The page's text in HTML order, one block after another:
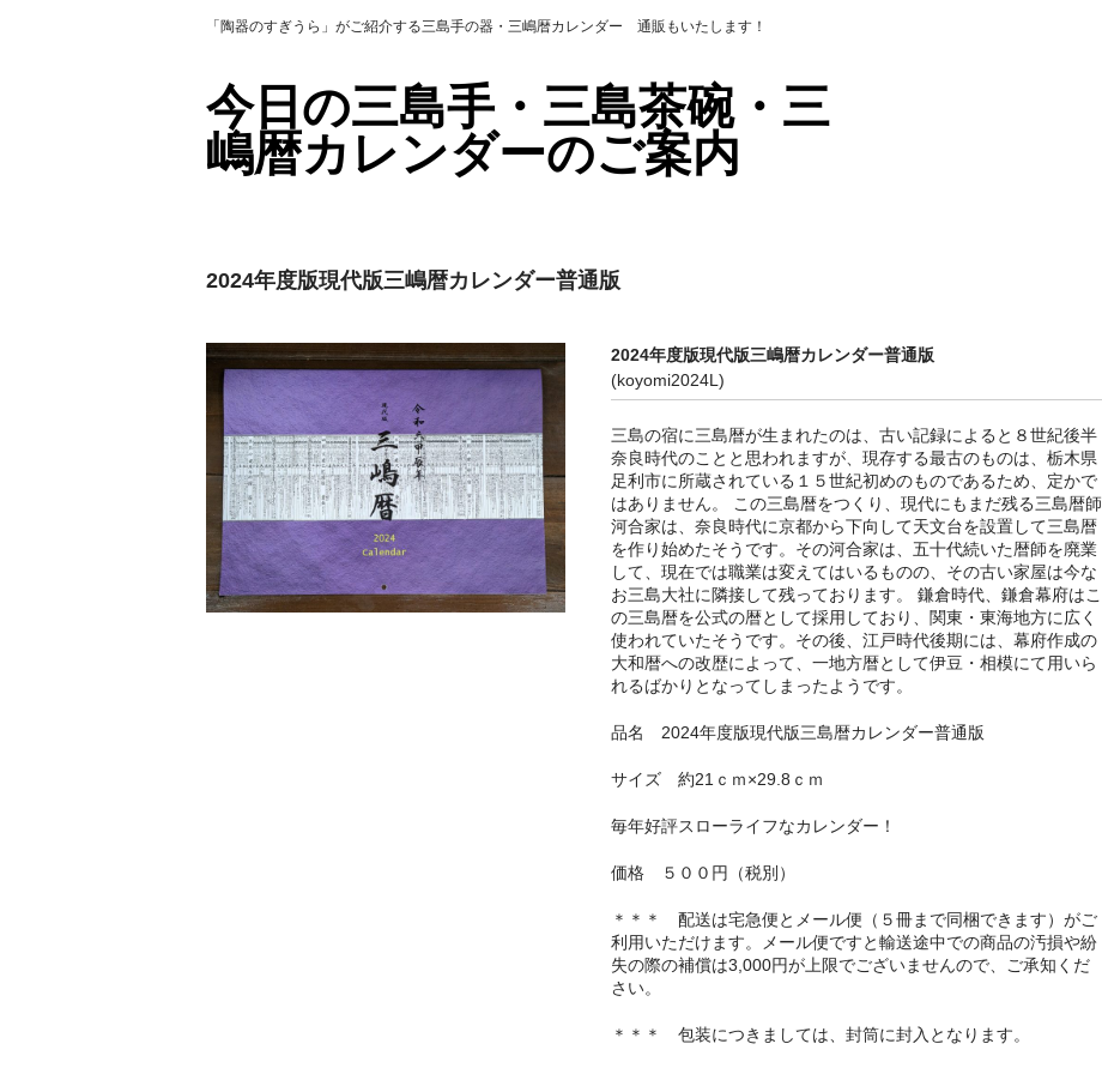
「陶器のすぎうら」がご紹介する三島手の器・三嶋暦カレンダー 通販もいたします！
今日の三島手・三島茶碗・三
嶋暦カレンダーのご案内
2024年度版現代版三嶋暦カレンダー普通版
2024年度版現代版三嶋暦カレンダー普通版
(koyomi2024L)
三島の宿に三島暦が生まれたのは、古い記録によると８世紀後半
奈良時代のことと思われますが、現存する最古のものは、栃木県
足利市に所蔵されている１５世紀初めのものであるため、定かで
はありません。 この三島暦をつくり、現代にもまだ残る三島暦師
河合家は、奈良時代に京都から下向して天文台を設置して三島暦
を作り始めたそうです。その河合家は、五十代続いた暦師を廃業
して、現在では職業は変えてはいるものの、その古い家屋は今な
お三島大社に隣接して残っております。 鎌倉時代、鎌倉幕府はこ
の三島暦を公式の暦として採用しており、関東・東海地方に広く
使われていたそうです。その後、江戸時代後期には、幕府作成の
大和暦への改歴によって、一地方暦として伊豆・相模にて用いら
れるばかりとなってしまったようです。
品名 2024年度版現代版三島暦カレンダー普通版
サイズ 約21ｃｍ×29.8ｃｍ
毎年好評スローライフなカレンダー！
価格 ５００円（税別）
＊＊＊ 配送は宅急便とメール便（５冊まで同梱できます）がご
利用いただけます。メール便ですと輸送途中での商品の汚損や紛
失の際の補償は3,000円が上限でございませんので、ご承知くだ
さい。
＊＊＊ 包装につきましては、封筒に封入となります。